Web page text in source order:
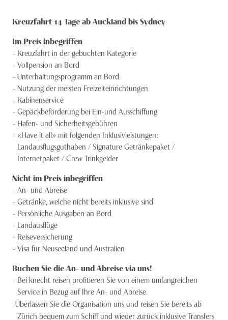
Kreuzfahrt 14 Tage ab Auckland bis Sydney
Im Preis inbegriffen
Kreuzfahrt in der gebuchten Kategorie
Vollpension an Bord
Unterhaltungsprogramm an Bord
Nutzung der meisten Freizeiteinrichtungen
Kabinenservice
Gepäckbeförderung bei Ein-und Ausschiffung
Hafen- und Sicherheitsgebühren
«Have it all» mit folgenden Inklusivleistungen:
Landausflugsguthaben / Signature Getränkepaket /
Internetpaket / Crew Trinkgelder
Nicht im Preis inbegriffen
An- und Abreise
Getränke, welche nicht bereits inklusive sind
Persönliche Ausgaben an Bord
Landausflüge
Reiseversicherung
Visa für Neuseeland und Australien
Buchen Sie die An- und Abreise via uns!
Bei knecht reisen profitieren Sie von einem umfangreichen
Service in Bezug auf Ihre An- und Abreise.
Überlassen Sie die Organisation uns und reisen Sie bereits ab
Zürich bequem zum Schiff und wieder zurück inklusive Transfers